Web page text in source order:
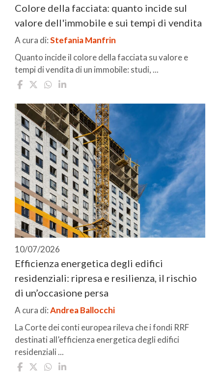
Colore della facciata: quanto incide sul
valore dell'immobile e sui tempi di vendita
A cura di:Stefania Manfrin
Quanto incide il colore della facciata su valore e
tempi di vendita di un immobile: studi, ...
10/07/2026
Efficienza energetica degli edifici
residenziali: ripresa e resilienza, il rischio
di un’occasione persa
A cura di:Andrea Ballocchi
La Corte dei conti europea rileva che i fondi RRF
destinati all’efficienza energetica degli edifici
residenziali ...